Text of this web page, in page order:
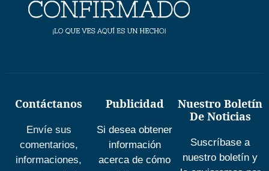
Contáctanos
Envíe sus
comentarios,
informaciones,
Publicidad
Si desea obtener
información
acerca de cómo
Nuestro Boletín
De Noticias
Suscríbase a
nuestro boletín y